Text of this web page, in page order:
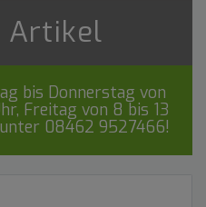
Artikel
bis Donnerstag von
Freitag von 8 bis 13
08462 9527466!